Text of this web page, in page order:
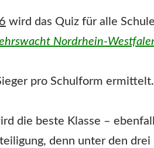
wird das Quiz für alle
Nordrhein-
pro Schulform
die beste Klasse –
denn unter den